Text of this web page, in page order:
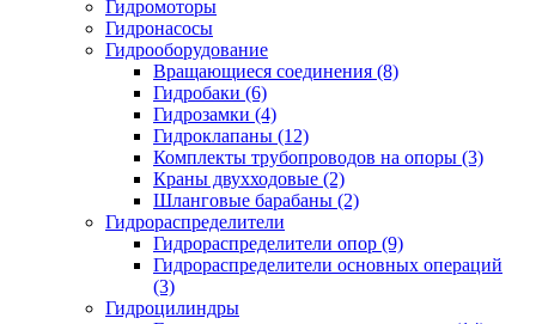
Гидромоторы
Гидронасосы
Гидрооборудование
Вращающиеся соединения (8)
Гидробаки (6)
Гидрозамки (4)
Гидроклапаны (12)
Комплекты трубопроводов на опоры (3)
Краны двухходовые (2)
Шланговые барабаны (2)
Гидрораспределители
Гидрораспределители опор (9)
Гидрораспределители основных операций
(3)
Гидроцилиндры